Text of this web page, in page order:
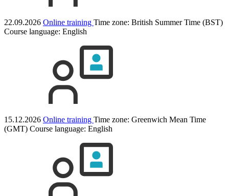
22.09.2026 Online training Time zone: British Summer Time (BST)
Course language: English
15.12.2026 Online training Time zone: Greenwich Mean Time
(GMT) Course language: English